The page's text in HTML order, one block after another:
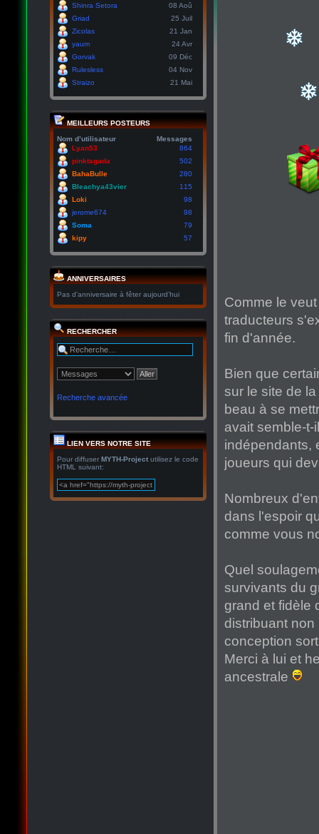
Shinra Setora
08 Aoû
Griad
25 Juil
Zicolas
21 Jan
yaum
24 Avr
Gorvak
09 Déc
Rulesless
04 Nov
Straizo
21 Mai
MEILLEURS POSTEURS
Nom d’utilisateur
Messages
Lyan53
864
pinktagada
502
BahaBulle
280
Bleachya43vier
115
Loki
98
jerome674
98
Soma
79
kipy
57
ANNIVERSAIRES
Pas d’anniversaire à fêter aujourd’hui
RECHERCHER
Recherche avancée
LIEN VERS NOTRE SITE
Pour diffuser MYTH-Project utilisez le code
HTML suivant:
Comme le
traducteurs
fin d'année.
Bien que
sur le site de la
beau à se
avait semble-
indépendants,
joueurs qui
Nombreux
dans l'espoir
comme vous
Quel
survivants du
grand et fidèle
distribuant
conception
Merci à lui et
ancestrale